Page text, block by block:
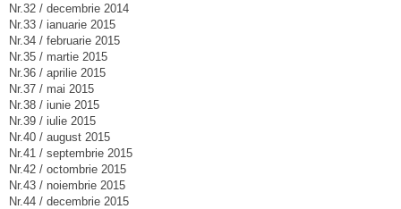
Nr.32 / decembrie 2014
Nr.33 / ianuarie 2015
Nr.34 / februarie 2015
Nr.35 / martie 2015
Nr.36 / aprilie 2015
Nr.37 / mai 2015
Nr.38 / iunie 2015
Nr.39 / iulie 2015
Nr.40 / august 2015
Nr.41 / septembrie 2015
Nr.42 / octombrie 2015
Nr.43 / noiembrie 2015
Nr.44 / decembrie 2015